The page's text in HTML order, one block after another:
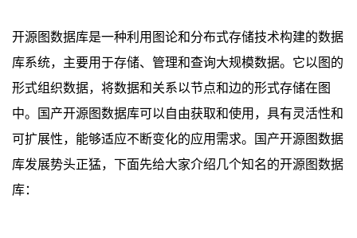
开源图数据库是一种利用图论和分布式存储技术构建的数据
库系统，主要用于存储、管理和查询大规模数据。它以图的
形式组织数据，将数据和关系以节点和边的形式存储在图
中。国产开源图数据库可以自由获取和使用，具有灵活性和
可扩展性，能够适应不断变化的应用需求。国产开源图数据
库发展势头正猛，下面先给大家介绍几个知名的开源图数据
库：